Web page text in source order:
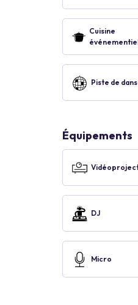
Cuisine
Piste de
Équipements
DJ
Micro